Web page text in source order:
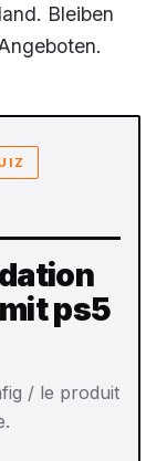
Bleiben
ps5
/ le produit